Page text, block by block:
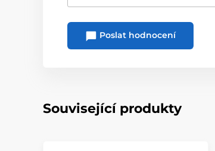
Poslat hodnocení
Související produkty